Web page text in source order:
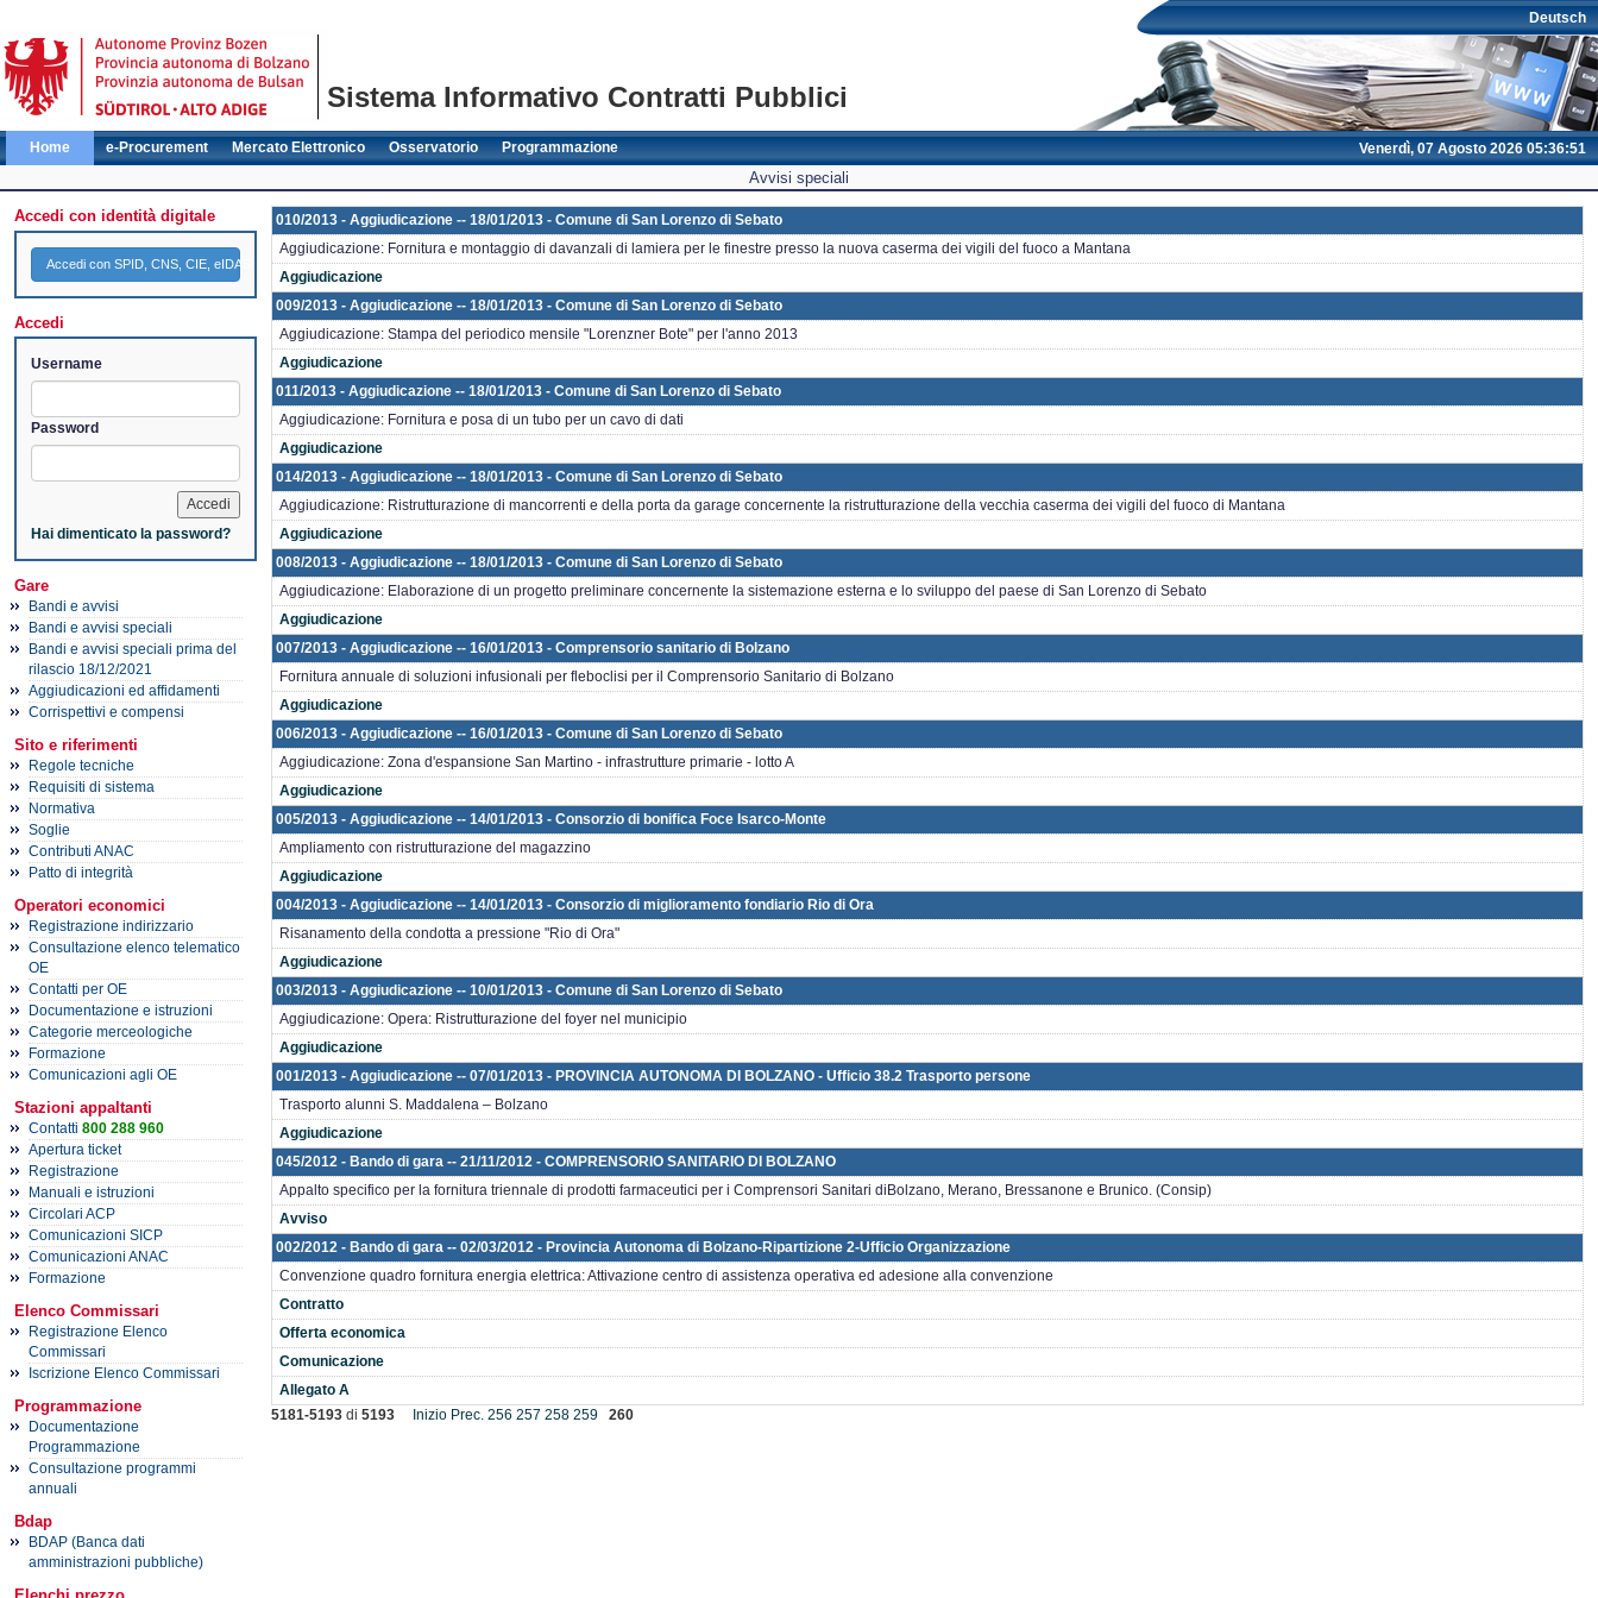
Sistema Informativo Contratti Pubblici
Deutsch
Venerdì, 07 Agosto 2026 05:36:51
Home e-Procurement Mercato Elettronico Osservatorio Programmazione
Avvisi speciali
Accedi con identità digitale
Accedi con SPID, CNS, CIE, eIDAS
Accedi
Username
Password
Hai dimenticato la password?
Gare
Bandi e avvisi
Bandi e avvisi speciali
Bandi e avvisi speciali prima del
rilascio 18/12/2021
Aggiudicazioni ed affidamenti
Corrispettivi e compensi
Sito e riferimenti
Regole tecniche
Requisiti di sistema
Normativa
Soglie
Contributi ANAC
Patto di integrità
Operatori economici
Registrazione indirizzario
Consultazione elenco telematico
OE
Contatti per OE
Documentazione e istruzioni
Categorie merceologiche
Formazione
Comunicazioni agli OE
Stazioni appaltanti
Contatti 800 288 960
Apertura ticket
Registrazione
Manuali e istruzioni
Circolari ACP
Comunicazioni SICP
Comunicazioni ANAC
Formazione
Elenco Commissari
Registrazione Elenco
Commissari
Iscrizione Elenco Commissari
Programmazione
Documentazione
Programmazione
Consultazione programmi
annuali
Bdap
BDAP (Banca dati
amministrazioni pubbliche)
010/2013 - Aggiudicazione -- 18/01/2013 - Comune di San Lorenzo di Sebato
Aggiudicazione: Fornitura e montaggio di davanzali di lamiera per le finestre presso la nuova caserma dei vigili del fuoco a Mantana
Aggiudicazione
009/2013 - Aggiudicazione -- 18/01/2013 - Comune di San Lorenzo di Sebato
Aggiudicazione: Stampa del periodico mensile "Lorenzner Bote" per l'anno 2013
Aggiudicazione
011/2013 - Aggiudicazione -- 18/01/2013 - Comune di San Lorenzo di Sebato
Aggiudicazione: Fornitura e posa di un tubo per un cavo di dati
Aggiudicazione
014/2013 - Aggiudicazione -- 18/01/2013 - Comune di San Lorenzo di Sebato
Aggiudicazione: Ristrutturazione di mancorrenti e della porta da garage concernente la ristrutturazione della vecchia caserma dei vigili del fuoco di Mantana
Aggiudicazione
008/2013 - Aggiudicazione -- 18/01/2013 - Comune di San Lorenzo di Sebato
Aggiudicazione: Elaborazione di un progetto preliminare concernente la sistemazione esterna e lo sviluppo del paese di San Lorenzo di Sebato
Aggiudicazione
007/2013 - Aggiudicazione -- 16/01/2013 - Comprensorio sanitario di Bolzano
Fornitura annuale di soluzioni infusionali per fleboclisi per il Comprensorio Sanitario di Bolzano
Aggiudicazione
006/2013 - Aggiudicazione -- 16/01/2013 - Comune di San Lorenzo di Sebato
Aggiudicazione: Zona d'espansione San Martino - infrastrutture primarie - lotto A
Aggiudicazione
005/2013 - Aggiudicazione -- 14/01/2013 - Consorzio di bonifica Foce Isarco-Monte
Ampliamento con ristrutturazione del magazzino
Aggiudicazione
004/2013 - Aggiudicazione -- 14/01/2013 - Consorzio di miglioramento fondiario Rio di Ora
Risanamento della condotta a pressione "Rio di Ora"
Aggiudicazione
003/2013 - Aggiudicazione -- 10/01/2013 - Comune di San Lorenzo di Sebato
Aggiudicazione: Opera: Ristrutturazione del foyer nel municipio
Aggiudicazione
001/2013 - Aggiudicazione -- 07/01/2013 - PROVINCIA AUTONOMA DI BOLZANO - Ufficio 38.2 Trasporto persone
Trasporto alunni S. Maddalena – Bolzano
Aggiudicazione
045/2012 - Bando di gara -- 21/11/2012 - COMPRENSORIO SANITARIO DI BOLZANO
Appalto specifico per la fornitura triennale di prodotti farmaceutici per i Comprensori Sanitari diBolzano, Merano, Bressanone e Brunico. (Consip)
Avviso
002/2012 - Bando di gara -- 02/03/2012 - Provincia Autonoma di Bolzano-Ripartizione 2-Ufficio Organizzazione
Convenzione quadro fornitura energia elettrica: Attivazione centro di assistenza operativa ed adesione alla convenzione
Contratto
Offerta economica
Comunicazione
Allegato A
5181-5193 di 5193 Inizio Prec. 256 257 258 259 260